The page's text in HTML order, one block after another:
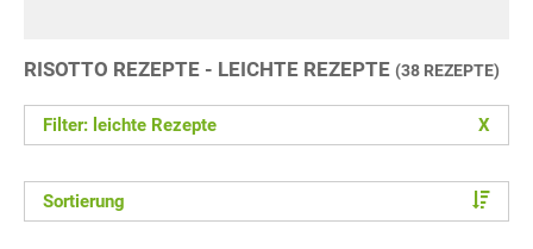
RISOTTO REZEPTE - LEICHTE REZEPTE (38 REZEPTE)
Filter: leichte Rezepte X
Sortierung